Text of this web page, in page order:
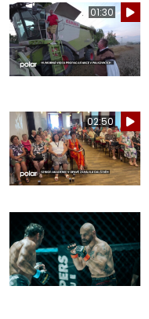
01:30
02:50